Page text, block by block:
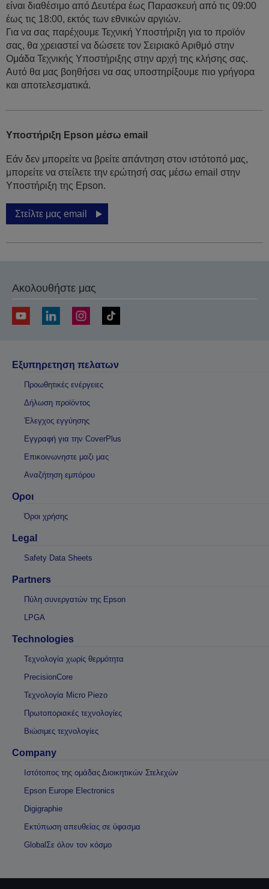
είναι διαθέσιμο από Δευτέρα έως Παρασκευή από τις 09:00
έως τις 18:00, εκτός των εθνικών αργιών.
Για να σας παρέχουμε Τεχνική Υποστήριξη για το προϊόν
σας, θα χρειαστεί να δώσετε τον Σειριακό Αριθμό στην
Ομάδα Τεχνικής Υποστήριξης στην αρχή της κλήσης σας.
Αυτό θα μας βοηθήσει να σας υποστηρίξουμε πιο γρήγορα
και αποτελεσματικά.
Υποστήριξη Epson μέσω email
Εάν δεν μπορείτε να βρείτε απάντηση στον ιστότοπό μας,
μπορείτε να στείλετε την ερώτησή σας μέσω email στην
Υποστήριξη της Epson.
Στείλτε μας email
Ακολουθήστε μας
Εξυπηρετηση πελατων
Προωθητικές ενέργειες
Δήλωση προϊόντος
Έλεγχος εγγύησης
Εγγραφή για την CoverPlus
Επικοινωνηστε μαζι μας
Αναζήτηση εμπόρου
Οροι
Όροι χρήσης
Legal
Safety Data Sheets
Partners
Πύλη συνεργατών της Epson
LPGA
Technologies
Τεχνολογία χωρίς θερμότητα
PrecisionCore
Τεχνολογία Micro Piezo
Πρωτοποριακές τεχνολογίες
Βιώσιμες τεχνολογίες
Company
Ιστότοπος της ομάδας Διοικητικών Στελεχών
Epson Europe Electronics
Digigraphie
Εκτύπωση απευθείας σε ύφασμα
GlobalΣε όλον τον κόσμο